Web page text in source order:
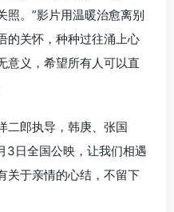
。”影片用温暖治愈离别
的关怀，种种过往涌上心
意义，希望所有人可以直
二郎执导，韩庚、张国
3日全国公映，让我们相遇
关于亲情的心结，不留下